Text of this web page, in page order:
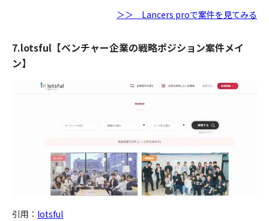
＞＞ Lancers proで案件を見てみる
7.lotsful【ベンチャー企業の戦略ポジション案件メイ
ン】
引用： lotsful